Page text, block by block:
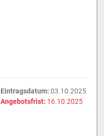
Eintragsdatum: 03.10.2025
Angebotsfrist: 16.10.2025